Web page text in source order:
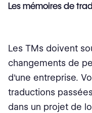
Les mémoires de
Les TMs doivent
changements de
d'une entreprise.
traductions
dans un projet de